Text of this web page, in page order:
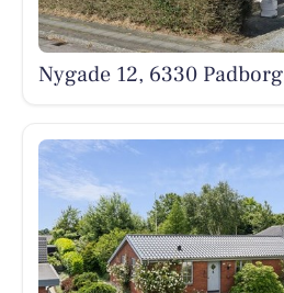
Nygade 12, 6330 Padborg